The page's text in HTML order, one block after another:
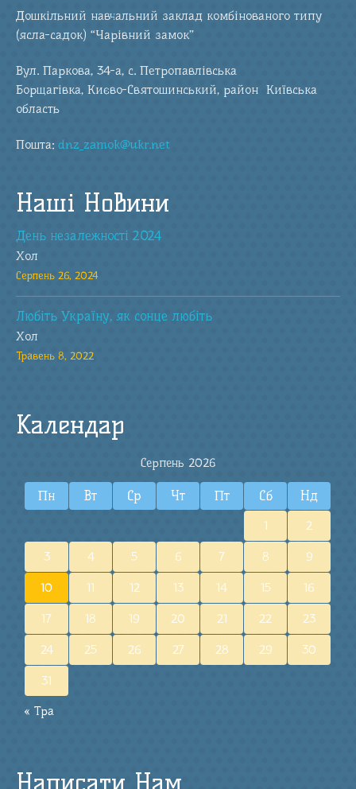
Дошкільний навчальний заклад комбінованого типу
(ясла-садок) “Чарівний замок”
Вул. Паркова, 34-а, с. Петропавлівська
Борщагівка, Києво-Святошинський, район Київська
область
Пошта:dnz_zamok@ukr.net
Наші Новини
День незалежності 2024
Хол
Серпень 26, 2024
Любіть Україну, як сонце любіть
Хол
Травень 8, 2022
Календар
Серпень 2026
Пн Вт Ср Чт Пт Сб Нд
« Тра
1 2
3 4 5 6 7 8 9
10 11 12 13 14 15 16
17 18 19 20 21 22 23
24 25 26 27 28 29 30
31
Написати Нам